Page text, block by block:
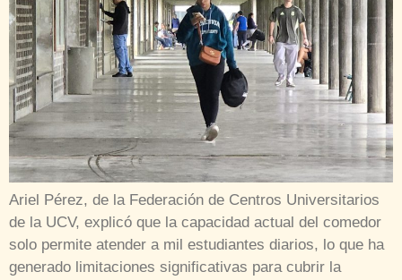
Ariel Pérez, de la Federación de Centros Universitarios
de la UCV, explicó que la capacidad actual del comedor
solo permite atender a mil estudiantes diarios, lo que ha
generado limitaciones significativas para cubrir la